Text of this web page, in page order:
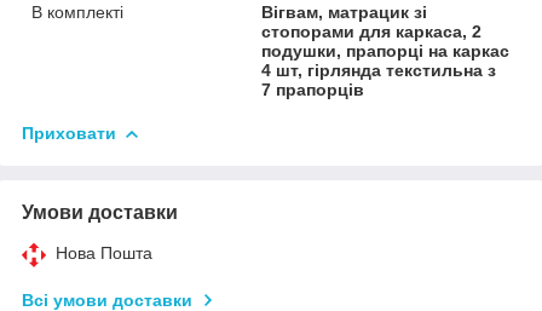
В комплекті
Вігвам, матрацик зі
стопорами для каркаса, 2
подушки, прапорці на каркас
4 шт, гірлянда текстильна з
7 прапорців
Приховати
Умови доставки
Нова Пошта
Всі умови доставки